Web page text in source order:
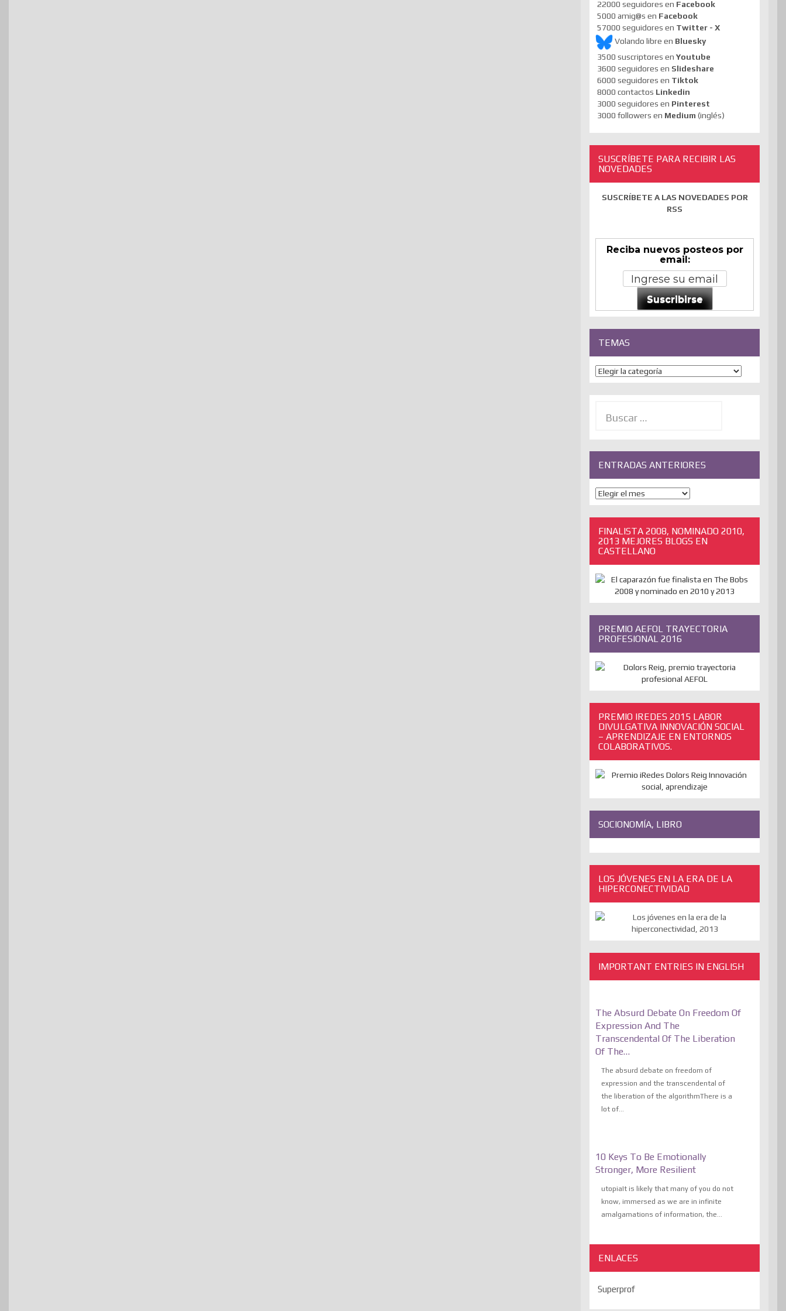
22000 seguidores en Facebook
5000 amig@s en Facebook
57000 seguidores en Twitter - X
Volando libre en Bluesky
3500 suscriptores en Youtube
3600 seguidores en Slideshare
6000 seguidores en Tiktok
8000 contactos Linkedin
3000 seguidores en Pinterest
3000 followers en Medium (inglés)
SUSCRÍBETE PARA RECIBIR LAS
NOVEDADES
SUSCRÍBETE A LAS NOVEDADES POR
RSS
Reciba nuevos posteos por
email:
Suscribirse
TEMAS
Temas
ENTRADAS ANTERIORES
ENTRADAS
ANTERIORES
FINALISTA 2008, NOMINADO 2010,
2013 MEJORES BLOGS EN
CASTELLANO
PREMIO AEFOL TRAYECTORIA
PROFESIONAL 2016
PREMIO IREDES 2015 LABOR
DIVULGATIVA INNOVACIÓN SOCIAL
– APRENDIZAJE EN ENTORNOS
COLABORATIVOS.
SOCIONOMÍA, LIBRO
LOS JÓVENES EN LA ERA DE LA
HIPERCONECTIVIDAD
IMPORTANT ENTRIES IN ENGLISH
The Absurd Debate On Freedom Of
Expression And The
Transcendental Of The Liberation
Of The…
The absurd debate on freedom of
expression and the transcendental of
the liberation of the algorithmThere is a
lot of...
10 Keys To Be Emotionally
Stronger, More Resilient
utopiaIt is likely that many of you do not
know, immersed as we are in infinite
amalgamations of information, the...
ENLACES
Superprof